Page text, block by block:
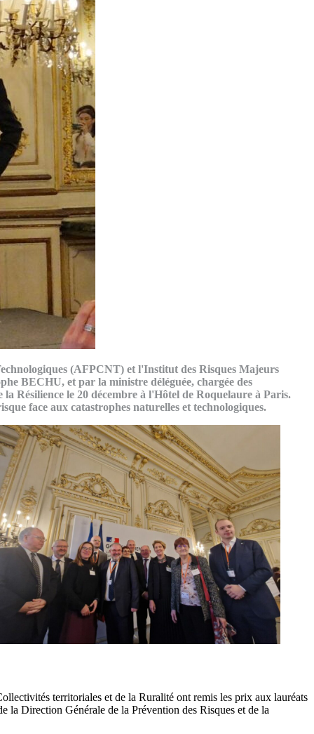
(AFPCNT) et l'Institut des Risques Majeurs
BECHU, et par la ministre déléguée, chargée des
Résilience le 20 décembre à l'Hôtel de Roquelaure à Paris.
face aux catastrophes naturelles et technologiques.
territoriales et de la Ruralité ont remis les prix aux lauréats
la Direction Générale de la Prévention des Risques et de la